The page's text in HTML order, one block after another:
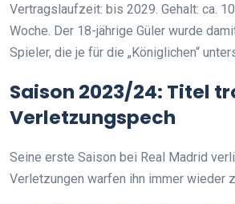
Vertragslaufzeit: bis 2029. Gehalt: ca.
Woche. Der 18-jährige Güler wurde
Spieler, die je für die „Königlichen“
Saison 2023/24: Titel
Verletzungspech
Seine erste Saison bei Real Madrid
Verletzungen warfen ihn immer wieder